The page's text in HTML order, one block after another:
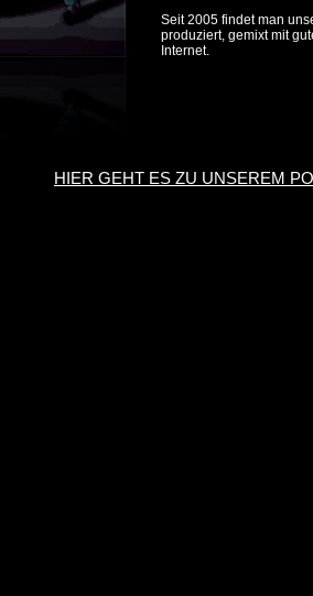
Seit 2005 findet man
produziert, gemixt mit
Internet.
HIER GEHT ES ZU UNSEREM